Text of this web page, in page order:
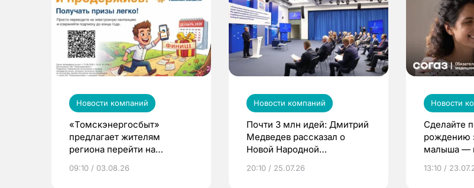
Новости компаний
«Томскэнергосбыт»
предлагает жителям
региона перейти на
выиграть призы
09:10 / 03.08.26
Новости компаний
Почти 3 млн идей: Дмитрий
Медведев рассказал о
Новой Народной
20:10 / 25.07.26
Новости
Сделайте
рождению
малыша —
по ОМС!
13:10 /